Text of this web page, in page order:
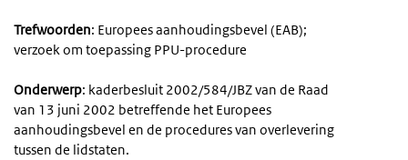
Trefwoorden: Europees aanhoudingsbevel (EAB);
verzoek om toepassing PPU-procedure
Onderwerp: kaderbesluit 2002/584/JBZ van de Raad
van 13 juni 2002 betreffende het Europees
aanhoudingsbevel en de procedures van overlevering
tussen de lidstaten.